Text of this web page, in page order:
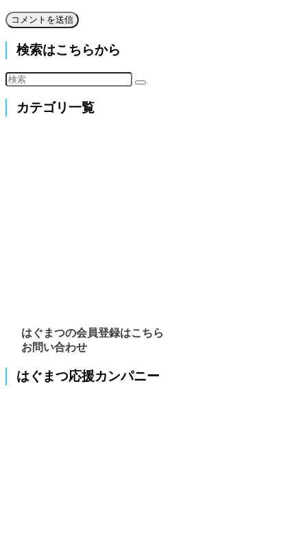
検索はこちらから
カテゴリ一覧
はぐまつの会員登録はこちら
お問い合わせ
はぐまつ応援カンパニー